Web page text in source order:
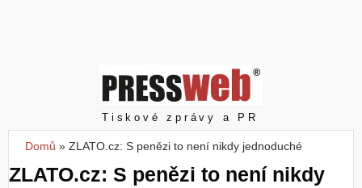
č
t
Pressweb
Tiskové zprávy a PR
Jste zde
Domů » ZLATO.cz: S penězi to není nikdy jednoduché
ZLATO.cz: S penězi to není nikdy